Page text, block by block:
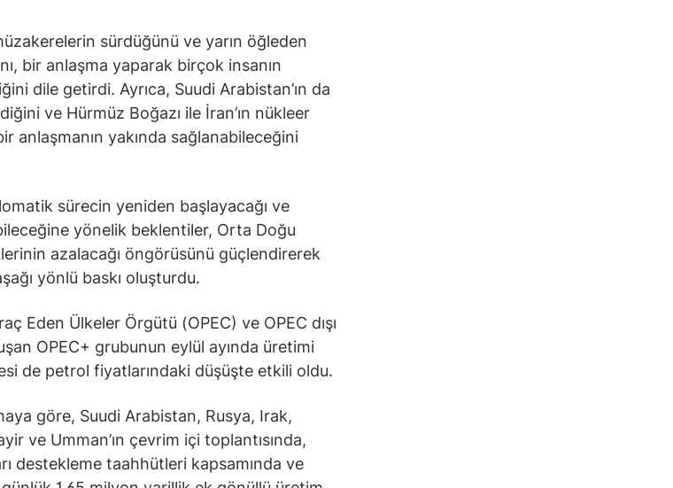
sürdüğünü ve yarın öğleden
bir anlaşma yaparak birçok insanın
dile getirdi. Ayrıca, Suudi Arabistan’ın da
ve Hürmüz Boğazı ile İran’ın nükleer
anlaşmanın yakında sağlanabileceğini
sürecin yeniden başlayacağı ve
yönelik beklentiler, Orta Doğu
azalacağı öngörüsünü güçlendirerek
yönlü baskı oluşturdu.
Eden Ülkeler Örgütü (OPEC) ve OPEC dışı
OPEC+ grubunun eylül ayında üretimi
de petrol fiyatlarındaki düşüşte etkili oldu.
göre, Suudi Arabistan, Rusya, Irak,
ve Umman’ın çevrim içi toplantısında,
destekleme taahhütleri kapsamında ve